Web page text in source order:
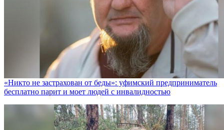
«Никто не заcтрахован от беды»: уфимский предприниматель
бесплатно парит и моет людей с инвалидностью